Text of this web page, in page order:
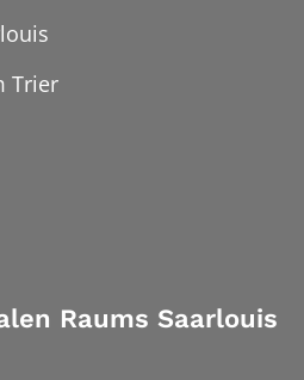
Trier
Raums Saarlouis